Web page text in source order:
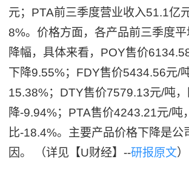
元；PTA前三季度营业收入51.1亿
8%。价格方面，各产品前三季度
降幅，具体来看，POY售价
下降9.55%；FDY售价5434.56元/
15.38%；DTY售价7579.13元/吨
降-9.94%；PTA售价4243.21元/吨
比-18.4%。主要产品价格下降是公
因。 （详见【U财经】--研报原文）